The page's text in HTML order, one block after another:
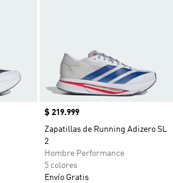
Precio
$ 219.999
Zapatillas de Running Adizero SL
2
Hombre Performance
5 colores
Envío Gratis